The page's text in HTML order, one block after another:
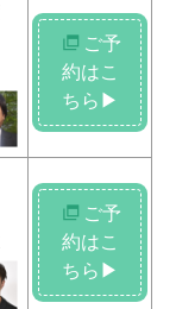
ご予
約はこ
ちら▶
ご予
約はこ
ちら▶